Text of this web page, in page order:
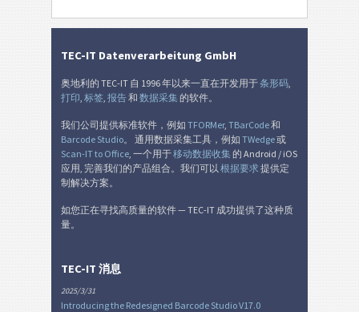
B BOSCH
MAT MAT 标签
LTO LTO 标签
I 库存标签
NF Nutrition Labels
₣
TEC-IT Datenverarbeitung GmbH
奥地利的 TEC-IT 自 1996 年以来一直在开发用于条形码,
打印, 标签, 报告和 数据采集的软件。
我们公司提供标准软件，例如 TFORMer, TBarCode和
Barcode Studio。 通用数据采集工具，例如 TWedge或
Scan-IT to Office, 一个用于移动数据收集的 Android / iOS
应用, 完善我们的产品组合。我们可以 根据要求 提供定
制解决方案。
如您正在寻找高质量的软件 — TEC-IT 成功提供了这种质
量。
TEC-IT 消息
2025/3/31
Introducing the Redesigned Barcode Studio V17.0